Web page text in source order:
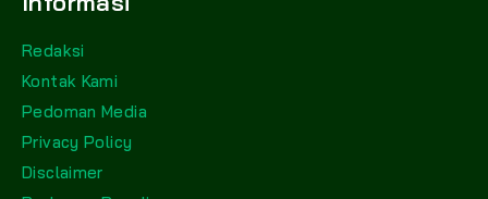
Redaksi
Kontak Kami
Pedoman Media
Privacy Policy
Disclaimer